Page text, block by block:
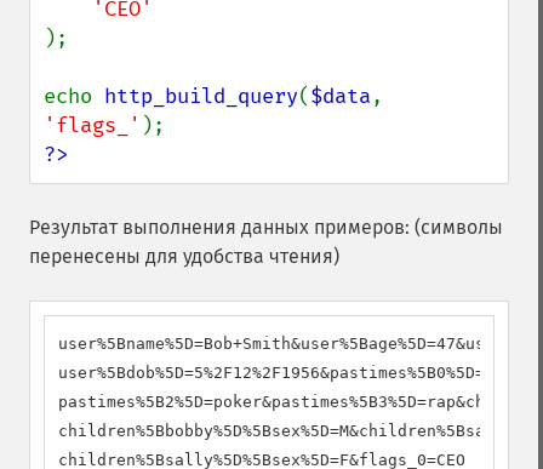
);
echo http_build_query($data
'flags_'
?>
Результат выполнения данных примеров: (символы
перенесены для удобства чтения)
children%5Bsally%5D%5Bsex%5D=F&flags_0=CEO